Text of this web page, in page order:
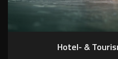
Hotel- &